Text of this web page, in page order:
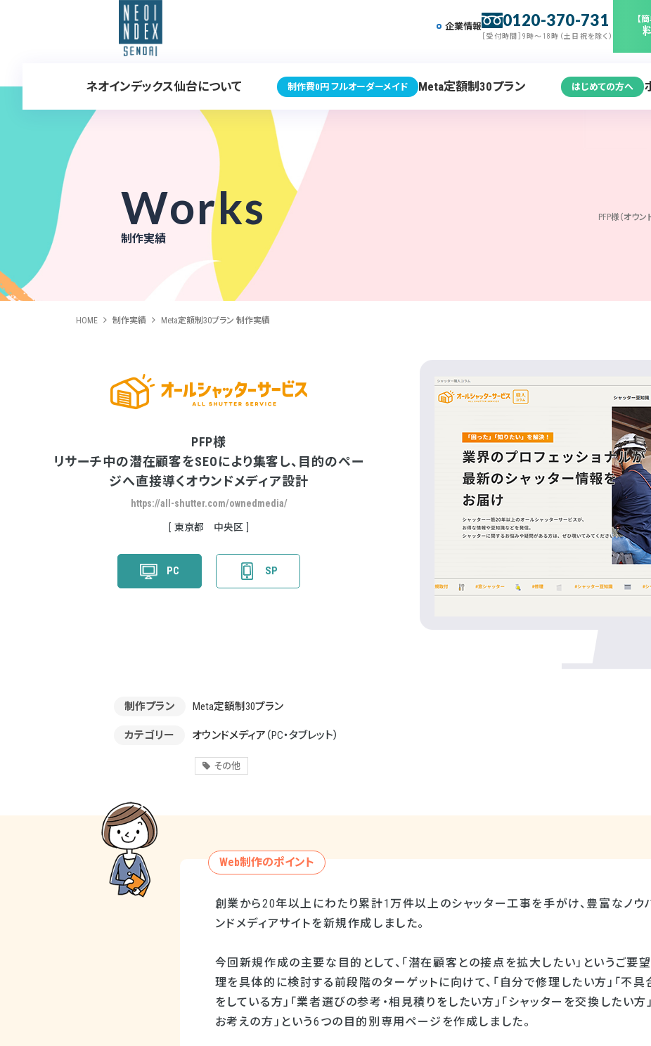
企業情報 0120-370-731
［受付時間］9時～18時（土日祝を除く）
【
ネオインデックス仙台について 制作費0円 フルオーダーメイド Meta定額制30プラン はじめての方へ
PFP様（オウ
Works
制作実績
HOME 制作実績 Meta定額制30プラン 制作実績
PFP様
リサーチ中の潜在顧客をSEOにより集客し、目的のペー
ジへ直接導くオウンドメディア設計
https://all-shutter.com/ownedmedia/
東京都 中央区
PC SP
制作プラン Meta定額制30プラン
カテゴリー オウンドメディア （PC・タブレット）
その他
Web制作のポイント
創業から20年以上にわたり累計1万件以上のシャッター工事を手がけ、豊富なノウ
ンドメディアサイトを新規作成しました。
今回新規作成の主要な目的として、「潜在顧客との接点を拡大したい」というご要
理を具体的に検討する前段階のターゲットに向けて、「自分で修理したい方」「不具
をしている方」「業者選びの参考・相見積りをしたい方」「シャッターを交換したい方
お考えの方」という6つの目的別専用ページを作成しました。